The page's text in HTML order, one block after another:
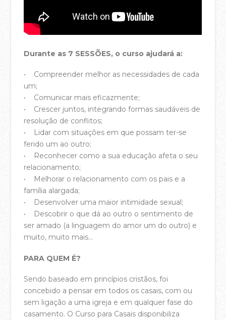
Áreas de Serviço
Ação Social
Projeto de Missões
Refletir
Oração Online – Quintas 21h30
Bem-vindos à Casa da Cidade!
QUERO CONTRIBUIR
Pregações – YouTube
Pregações – Spotify
A Casa da Cidade Música – Spotify
Hinos de Graça – Bandcamp
BLOG
Durante as 7 SESSÕES, o curso ajudará a:
• Compreender melhor as necessidades de cada
um;
• Comunicar mais eficazmente;
• Crescer juntos, integrando formas saudáveis de
resolução de conflitos;
• Lidar com situações em que possam ter-se
ferido um ao outro;
• Reconhecer como a sua educação afeta o seu
relacionamento;
• Melhorar o relacionamento com os pais e a
família alargada;
• Desenvolver uma maior intimidade sexual;
• Descobrir o que dá ao outro o sentimento de
ser amado (a linguagem do amor um do outro) e
muito, muito mais…
PARA QUEM É?
Sendo baseado em princípios cristãos, foi
concebido a pensar em todos os casais, com ou
sem ligação a uma igreja e em qualquer fase do
casamento. O Curso para Casais disponibiliza